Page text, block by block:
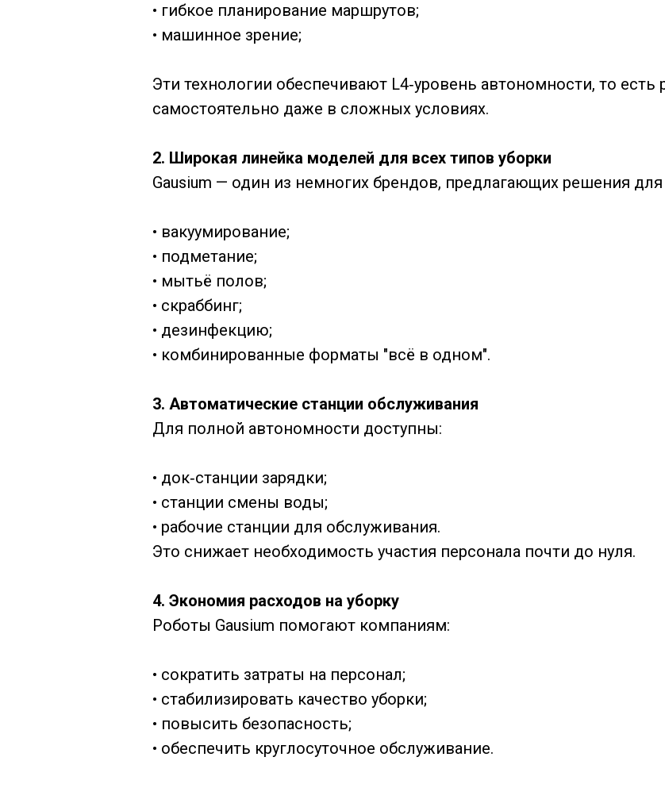
• гибкое планирование маршрутов;
• машинное зрение;
Эти технологии обеспечивают L4‑уровень автономности, то
самостоятельно даже в сложных условиях.
2. Широкая линейка моделей для всех типов уборки
Gausium — один из немногих брендов, предлагающих решения
• вакуумирование;
• подметание;
• мытьё полов;
• скраббинг;
• дезинфекцию;
• комбинированные форматы "всё в одном".
3. Автоматические станции обслуживания
Для полной автономности доступны:
• док‑станции зарядки;
• станции смены воды;
• рабочие станции для обслуживания.
Это снижает необходимость участия персонала почти до нуля.
4. Экономия расходов на уборку
Роботы Gausium помогают компаниям:
• сократить затраты на персонал;
• стабилизировать качество уборки;
• повысить безопасность;
• обеспечить круглосуточное обслуживание.